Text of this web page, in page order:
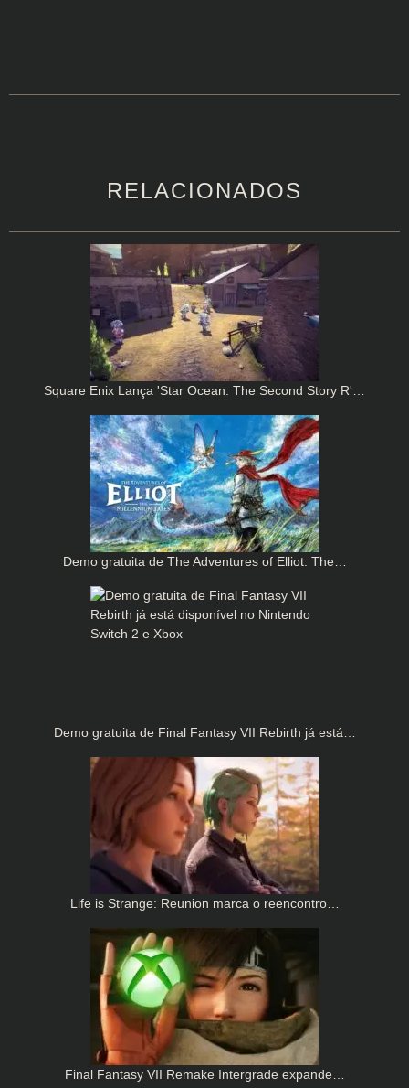
RELACIONADOS
Square Enix Lança 'Star Ocean: The Second Story R'…
Demo gratuita de The Adventures of Elliot: The…
Demo gratuita de Final Fantasy VII Rebirth já está…
Life is Strange: Reunion marca o reencontro…
Final Fantasy VII Remake Intergrade expande…